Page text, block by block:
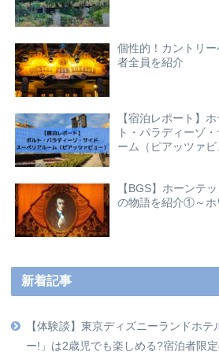
個性的！カントリ
者全員を紹介
【宿泊レポート】
ト・パラディーゾ
ーム（ピアッツァビ
【BGS】ホーンテ
の物語を紹介①～ホ
新着記事
【体験談】東京ディズニーランドホ
ー!」は2歳児でも楽しめる?宿泊者限